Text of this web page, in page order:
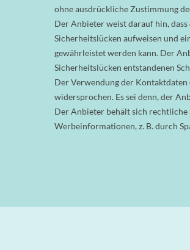
ohne ausdrückliche Zustimmung
Der Anbieter weist darauf hin,
Sicherheitslücken aufweisen und
gewährleistet werden kann. Der
Sicherheitslücken entstandenen
Der Verwendung der
widersprochen. Es sei denn, der
Der Anbieter behält sich
Werbeinformationen, z. B. durch